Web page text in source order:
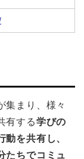
集まり、様々
有する学びの
動を共有し、
たちでコミュ